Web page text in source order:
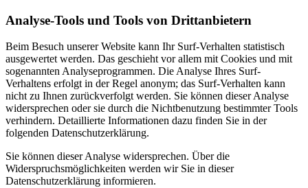
Analyse-Tools und Tools von Drittanbietern
Beim Besuch unserer Website kann Ihr Surf-Verhalten statistisch
ausgewertet werden. Das geschieht vor allem mit Cookies und mit
sogenannten Analyseprogrammen. Die Analyse Ihres Surf-
Verhaltens erfolgt in der Regel anonym; das Surf-Verhalten kann
nicht zu Ihnen zurückverfolgt werden. Sie können dieser Analyse
widersprechen oder sie durch die Nichtbenutzung bestimmter Tools
verhindern. Detaillierte Informationen dazu finden Sie in der
folgenden Datenschutzerklärung.
Sie können dieser Analyse widersprechen. Über die
Widerspruchsmöglichkeiten werden wir Sie in dieser
Datenschutzerklärung informieren.